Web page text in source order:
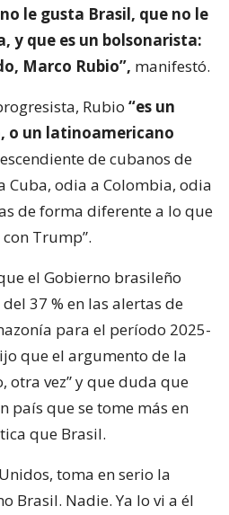
le gusta Brasil, que no le
y que es un bolsonarista:
Marco Rubio”, manifestó.
Rubio “es un
un latinoamericano
de cubanos de
Cuba, odia a Colombia, odia
de forma diferente a lo que
Trump”.
el Gobierno brasileño
37 % en las alertas de
para el período 2025-
que el argumento de la
otra vez” y que duda que
país que se tome más en
que Brasil.
toma en serio la
Brasil. Nadie. Ya lo vi a él